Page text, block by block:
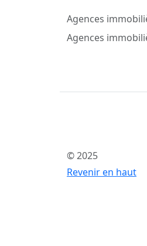
Agences
Agences
© 2025
Revenir en haut